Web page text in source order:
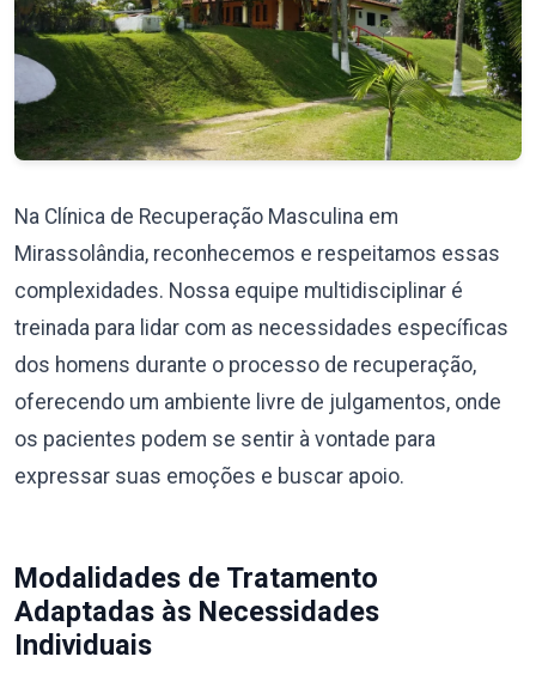
Na Clínica de Recuperação Masculina em
Mirassolândia, reconhecemos e respeitamos essas
complexidades. Nossa equipe multidisciplinar é
treinada para lidar com as necessidades específicas
dos homens durante o processo de recuperação,
oferecendo um ambiente livre de julgamentos, onde
os pacientes podem se sentir à vontade para
expressar suas emoções e buscar apoio.
Modalidades de Tratamento
Adaptadas às Necessidades
Individuais